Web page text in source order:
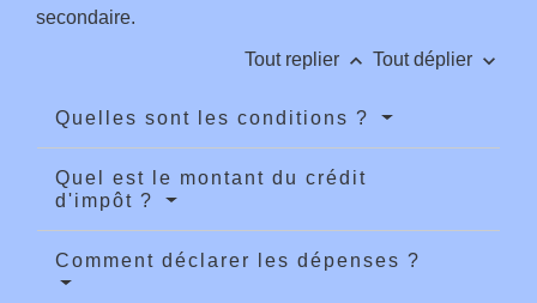
secondaire.
Tout replier keyboard_arrow_up Tout déplier keyboard_arrow_down
Quelles sont les conditions ?
Quel est le montant du crédit
d'impôt ?
Comment déclarer les dépenses ?